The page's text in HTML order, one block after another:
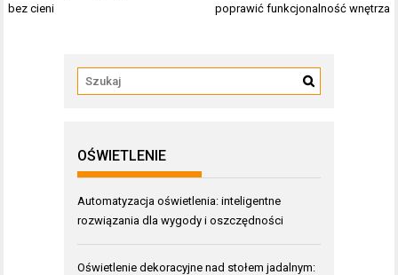
bez cieni
poprawić funkcjonalność wnętrza
OŚWIETLENIE
Automatyzacja oświetlenia: inteligentne
rozwiązania dla wygody i oszczędności
Oświetlenie dekoracyjne nad stołem jadalnym: